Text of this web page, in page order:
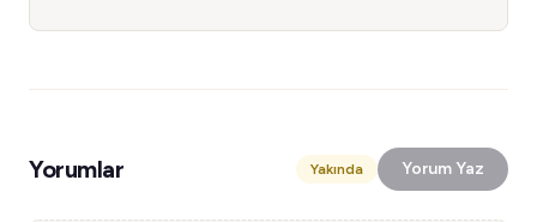
Yorumlar Yakında Yorum Yaz